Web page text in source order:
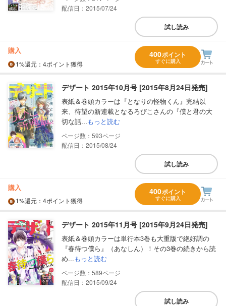
配信日：2015/07/24
試し読み
購入
1%還元 ：4ポイント獲得
400ポイント
すぐに購入
デザート 2015年10月号 [2015年8月24日発売]
表紙＆巻頭カラーは『となりの怪物くん』完結以
来、待望の新連載となるろびこさんの『僕と君の大
切な話...もっと読む
593
配信日：2015/08/24
試し読み
購入
1%還元 ：4ポイント獲得
400ポイント
すぐに購入
デザート 2015年11月号 [2015年9月24日発売]
表紙＆巻頭カラーは単行本3巻も大重版で絶好調の
『春待つ僕ら』（あなしん）！その3巻の続きから読
め...もっと読む
589
配信日：2015/09/24
試し読み